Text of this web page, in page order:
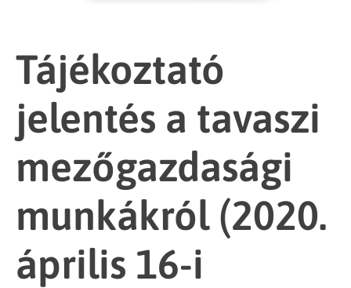
Tájékoztató
jelentés a tavaszi
mezőgazdasági
munkákról (2020.
április 16-i